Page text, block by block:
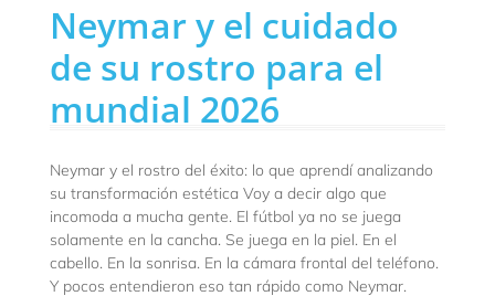
Neymar y el cuidado
de su rostro para el
mundial 2026
Neymar y el rostro del éxito: lo que aprendí analizando
su transformación estética Voy a decir algo que
incomoda a mucha gente. El fútbol ya no se juega
solamente en la cancha. Se juega en la piel. En el
cabello. En la sonrisa. En la cámara frontal del teléfono.
Y pocos entendieron eso tan rápido como Neymar.